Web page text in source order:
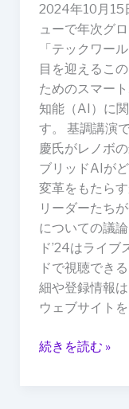
2024年10月15
ューで年次グ
「テックワー
目を迎えるこ
ためのスマー
知能（AI）に
す。 基調講演
慶氏がレノボ
ブリッドAIが
変革をもたら
リーダーたち
についての議
ド’24はライ
ドで視聴でき
細や登録情報
ウェブサイト
ジ
ー
イ
ベ
ン
ト
「テ
ッ
ク
ワ
ー
ル
ド」
を
開
催
続きを読む »